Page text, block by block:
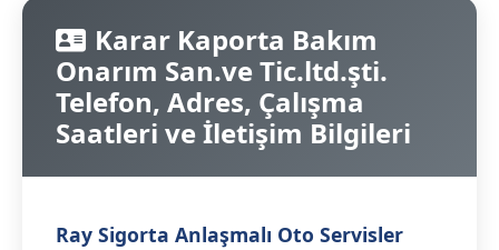
Karar Kaporta Bakım
Onarım San.ve Tic.ltd.şti.
Telefon, Adres, Çalışma
Saatleri ve İletişim Bilgileri
Ray Sigorta Anlaşmalı Oto Servisler